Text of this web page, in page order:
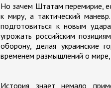
Но зачем Штатам перемирие,
к миру, а тактический
подготовиться к новым
угрожать российским
оборону, делая украинские
временем размышлений о
История знает немало